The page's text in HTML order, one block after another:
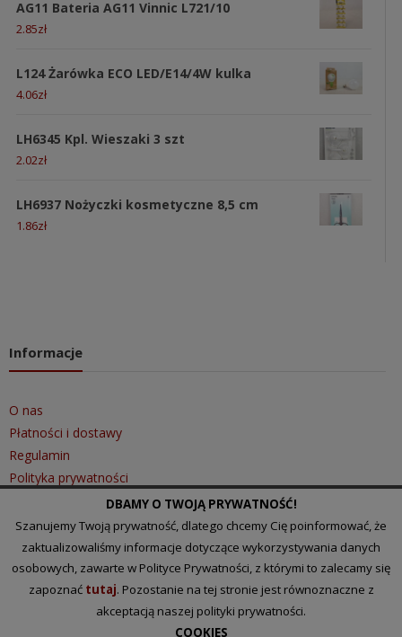
AG11 Bateria AG11 Vinnic L721/10
2.85zł
L124 Żarówka ECO LED/E14/4W kulka
4.06zł
LH6345 Kpl. Wieszaki 3 szt
2.02zł
LH6937 Nożyczki kosmetyczne 8,5 cm
1.86zł
Informacje
O nas
Płatności i dostawy
Regulamin
Polityka prywatności
Szybki kontakt
Tel.: 510 097 101
biuro@lakihurt.pl
DBAMY O TWOJĄ PRYWATNOŚĆ!
Szanujemy Twoją prywatność, dlatego chcemy Cię poinformować, że
zaktualizowaliśmy informacje dotyczące wykorzystywania danych
osobowych, zawarte w Polityce Prywatności, z którymi to zalecamy się
zapoznać tutaj. Pozostanie na tej stronie jest równoznaczne z
akceptacją naszej polityki prywatności.
COOKIES